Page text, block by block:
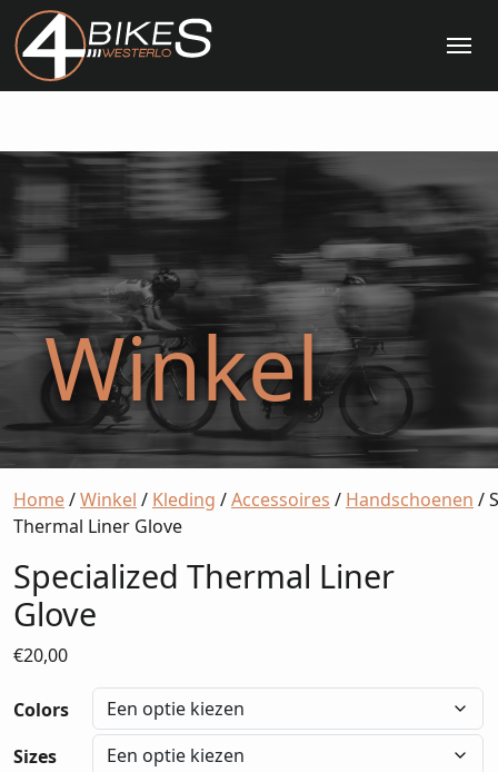
Winkel
Home/Winkel / Kleding /Accessoires / Handschoenen /
Thermal Liner Glove
Specialized Thermal Liner
Glove
€20,00
Colors
Sizes